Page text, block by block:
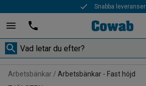
Snabba leveranser
Arbetsbänkar
Arbetsbänkar - Fast höjd